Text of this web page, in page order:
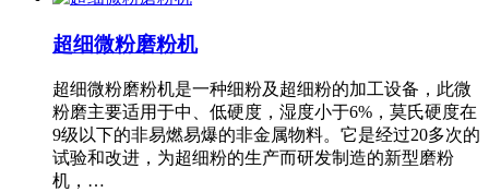
超细微粉磨粉机
超细微粉磨粉机是一种细粉及超细粉的加工设备，此微
粉磨主要适用于中、低硬度，湿度小于6%，莫氏硬度在
9级以下的非易燃易爆的非金属物料。它是经过20多次的
试验和改进，为超细粉的生产而研发制造的新型磨粉
机，…